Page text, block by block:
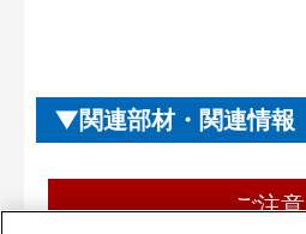
関連部材・関連情報
ご注意